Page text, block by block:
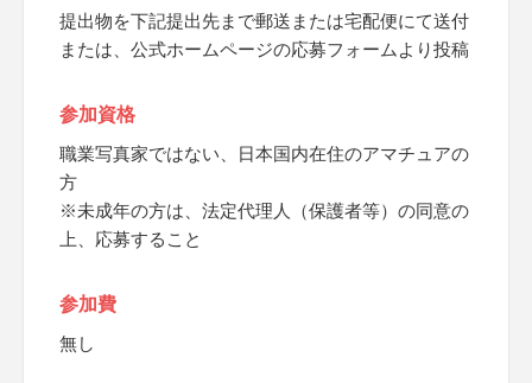
提出物を下記提出先まで郵送または宅配便にて送付
または、公式ホームページの応募フォームより投稿
参加資格
職業写真家ではない、日本国内在住のアマチュアの
方
※未成年の方は、法定代理人（保護者等）の同意の
上、応募すること
参加費
無し